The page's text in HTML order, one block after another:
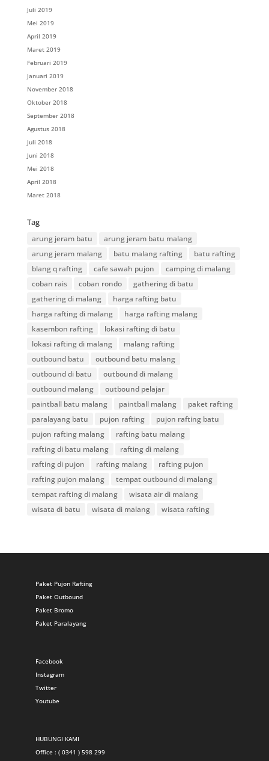
Juli 2019
Mei 2019
April 2019
Maret 2019
Februari 2019
Januari 2019
November 2018
Oktober 2018
September 2018
Agustus 2018
Juli 2018
Juni 2018
Mei 2018
April 2018
Maret 2018
Tag
arung jeram batu
arung jeram batu malang
arung jeram malang
batu malang rafting
batu rafting
blang q rafting
cafe sawah pujon
camping di malang
coban rais
coban rondo
gathering di batu
gathering di malang
harga rafting batu
harga rafting di malang
harga rafting malang
kasembon rafting
lokasi rafting di batu
lokasi rafting di malang
malang rafting
outbound batu
outbound batu malang
outbound di batu
outbound di malang
outbound malang
outbound pelajar
paintball batu malang
paintball malang
paket rafting
paralayang batu
pujon rafting
pujon rafting batu
pujon rafting malang
rafting batu malang
rafting di batu malang
rafting di malang
rafting di pujon
rafting malang
rafting pujon
rafting pujon malang
tempat outbound di malang
tempat rafting di malang
wisata air di malang
wisata di batu
wisata di malang wisata rafting
Paket Pujon Rafting
Paket Outbound
Paket Bromo
Paket Paralayang
Facebook
Instagram
Twitter
Youtube
HUBUNGI KAMI
Office : ( 0341 ) 598 299